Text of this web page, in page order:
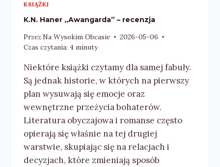
KSIĄŻKI
K.N. Haner „Awangarda” – recenzja
Przez Na Wysokim Obcasie
2026-05-06
Czas czytania: 4 minuty
Niektóre książki czytamy dla samej fabuły.
Są jednak historie, w których na pierwszy
plan wysuwają się emocje oraz
wewnętrzne przeżycia bohaterów.
Literatura obyczajowa i romanse często
opierają się właśnie na tej drugiej
warstwie, skupiając się na relacjach i
decyzjach, które zmieniają sposób